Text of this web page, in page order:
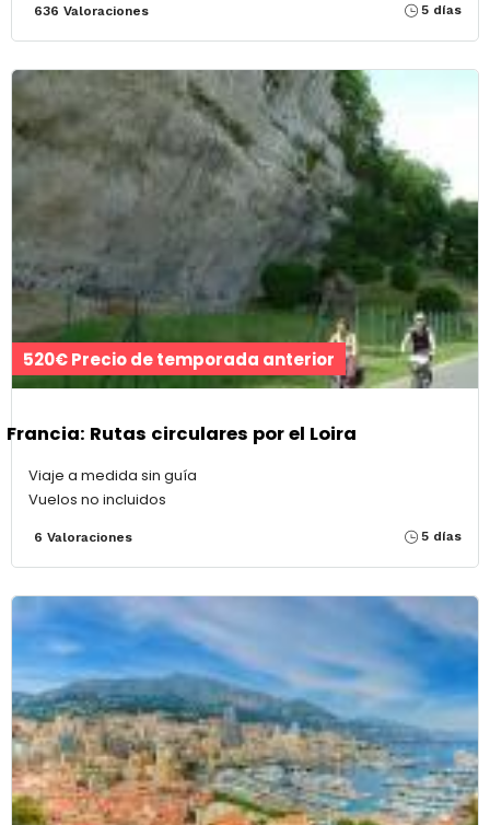
636 Valoraciones 5 días
520€ Precio de temporada anterior
Francia: Rutas circulares por el Loira
Viaje a medida sin guía
Vuelos no incluidos
6 Valoraciones 5 días